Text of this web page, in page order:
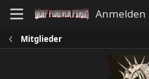
Anmelden
Mitglieder